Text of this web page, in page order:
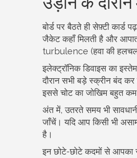
बोर्ड पर बैठते ही सेफ़्टी
जैकेट कहाँ मिलती है और
turbulence (हवा की
इलेक्ट्रॉनिक डिवाइस का
दौरान सभी बड़े स्क्रीन बंद
इससे चोट का जोखिम बहुत कम
अंत में, उतरते समय भी
जाँचें। यदि आप किसी भी
है।
इन छोटे-छोटे कदमों से आपका